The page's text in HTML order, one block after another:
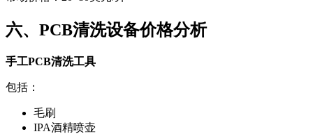
六、PCB清洗设备价格分析
手工PCB清洗工具
包括：
毛刷
IPA酒精喷壶